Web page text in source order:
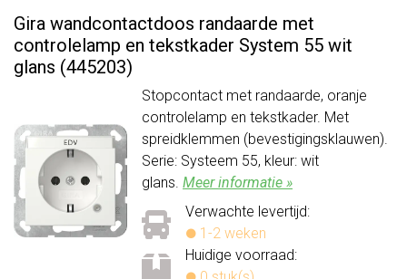
Gira wandcontactdoos randaarde met
controlelamp en tekstkader System 55 wit
glans (445203)
Stopcontact met randaarde, oranje
controlelamp en tekstkader. Met
spreidklemmen (bevestigingsklauwen).
Serie: Systeem 55, kleur: wit
glans. Meer informatie »
Verwachte levertijd:
1-2 weken
Huidige voorraad: